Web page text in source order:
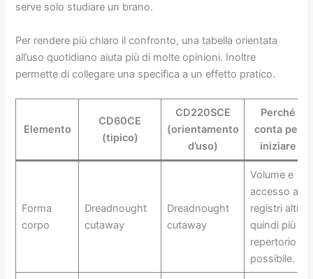
serve solo studiare un brano.
Per rendere più chiaro il confronto, una tabella orientata
all’uso quotidiano aiuta più di molte opinioni. Inoltre
permette di collegare una specifica a un effetto pratico.
Elemento
CD60CE
(tipico)
CD220SCE
(orientamento
d’uso)
Perché
conta per
iniziare
Forma
corpo
Dreadnought
cutaway
Dreadnought
cutaway
Volume e
accesso ai
registri alti,
quindi più
repertorio
possibile.